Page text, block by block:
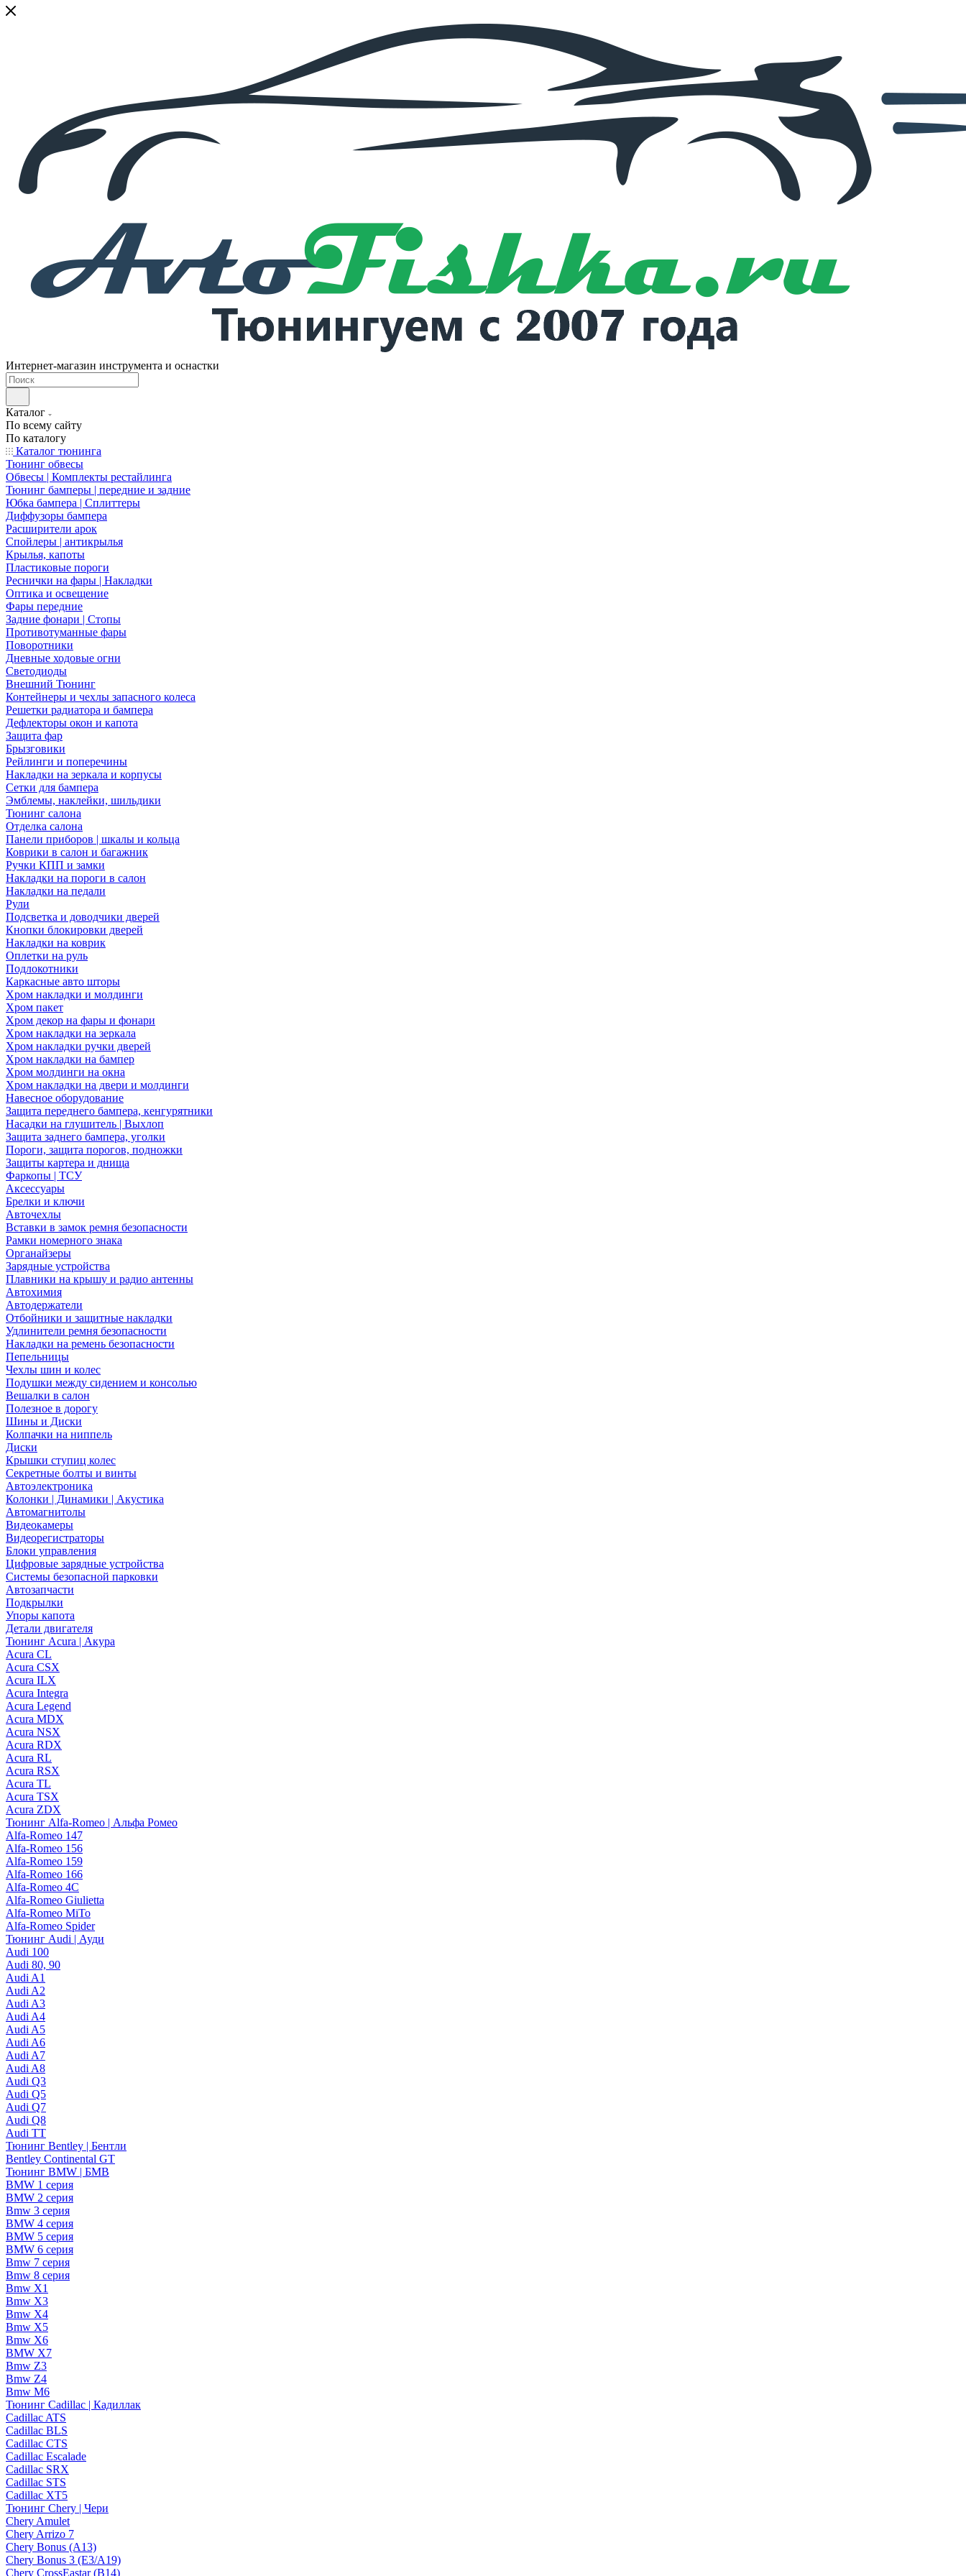
Интернет-магазин инструмента и оснастки
Каталог
По всему сайту
По каталогу
Каталог тюнинга
Тюнинг обвесы
Обвесы | Комплекты рестайлинга
Тюнинг бамперы | передние и задние
Юбка бампера | Сплиттеры
Диффузоры бампера
Расширители арок
Спойлеры | антикрылья
Крылья, капоты
Пластиковые пороги
Реснички на фары | Накладки
Оптика и освещение
Фары передние
Задние фонари | Стопы
Противотуманные фары
Поворотники
Дневные ходовые огни
Светодиоды
Внешний Тюнинг
Контейнеры и чехлы запасного колеса
Решетки радиатора и бампера
Дефлекторы окон и капота
Защита фар
Брызговики
Рейлинги и поперечины
Накладки на зеркала и корпусы
Сетки для бампера
Эмблемы, наклейки, шильдики
Тюнинг салона
Отделка салона
Панели приборов | шкалы и кольца
Коврики в салон и багажник
Ручки КПП и замки
Накладки на пороги в салон
Накладки на педали
Рули
Подсветка и доводчики дверей
Кнопки блокировки дверей
Накладки на коврик
Оплетки на руль
Подлокотники
Каркасные авто шторы
Хром накладки и молдинги
Хром пакет
Хром декор на фары и фонари
Хром накладки на зеркала
Хром накладки ручки дверей
Хром накладки на бампер
Хром молдинги на окна
Хром накладки на двери и молдинги
Навесное оборудование
Защита переднего бампера, кенгурятники
Насадки на глушитель | Выхлоп
Защита заднего бампера, уголки
Пороги, защита порогов, подножки
Защиты картера и днища
Фаркопы | ТСУ
Аксессуары
Брелки и ключи
Авточехлы
Вставки в замок ремня безопасности
Рамки номерного знака
Органайзеры
Зарядные устройства
Плавники на крышу и радио антенны
Автохимия
Автодержатели
Отбойники и защитные накладки
Удлинители ремня безопасности
Накладки на ремень безопасности
Пепельницы
Чехлы шин и колес
Подушки между сидением и консолью
Вешалки в салон
Полезное в дорогу
Шины и Диски
Колпачки на ниппель
Диски
Крышки ступиц колес
Секретные болты и винты
Автоэлектроника
Колонки | Динамики | Акустика
Автомагнитолы
Видеокамеры
Видеорегистраторы
Блоки управления
Цифровые зарядные устройства
Системы безопасной парковки
Автозапчасти
Подкрылки
Упоры капота
Детали двигателя
Тюнинг Acura | Акура
Acura CL
Acura CSX
Acura ILX
Acura Integra
Acura Legend
Acura MDX
Acura NSX
Acura RDX
Acura RL
Acura RSX
Acura TL
Acura TSX
Acura ZDX
Тюнинг Alfa-Romeo | Альфа Ромео
Alfa-Romeo 147
Alfa-Romeo 156
Alfa-Romeo 159
Alfa-Romeo 166
Alfa-Romeo 4C
Alfa-Romeo Giulietta
Alfa-Romeo MiTo
Alfa-Romeo Spider
Тюнинг Audi | Ауди
Audi 100
Audi 80, 90
Audi A1
Audi A2
Audi A3
Audi A4
Audi A5
Audi A6
Audi A7
Audi A8
Audi Q3
Audi Q5
Audi Q7
Audi Q8
Audi TT
Тюнинг Bentley | Бентли
Bentley Continental GT
Тюнинг BMW | БМВ
BMW 1 серия
BMW 2 серия
Bmw 3 серия
BMW 4 серия
BMW 5 серия
BMW 6 серия
Bmw 7 серия
Bmw 8 серия
Bmw X1
Bmw X3
Bmw X4
Bmw X5
Bmw X6
BMW X7
Bmw Z3
Bmw Z4
Bmw М6
Тюнинг Cadillac | Кадиллак
Cadillac ATS
Cadillac BLS
Cadillac CTS
Cadillac Escalade
Cadillac SRX
Cadillac STS
Cadillac XT5
Тюнинг Chery | Чери
Chery Amulet
Chery Arrizo 7
Chery Bonus (A13)
Chery Bonus 3 (E3/A19)
Chery CrossEastar (B14)